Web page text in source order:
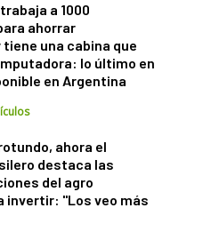
a 1000
ahorrar
una cabina que
lo último en
en Argentina
ahora el
destaca las
del agro
invertir: "Los veo más